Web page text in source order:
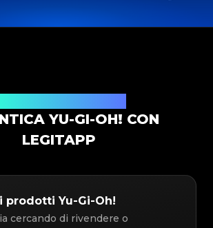
YU-GI-OH! CON
LEGITAPP
prodotti Yu-Gi-Oh!
cercando di rivendere o